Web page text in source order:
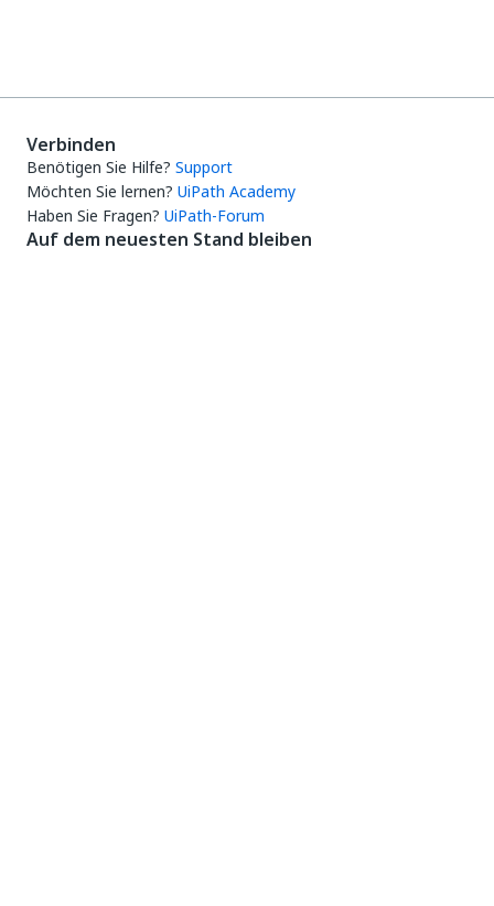
Verbinden
Benötigen Sie Hilfe? Support
Möchten Sie lernen? UiPath Academy
Haben Sie Fragen? UiPath-Forum
Auf dem neuesten Stand bleiben